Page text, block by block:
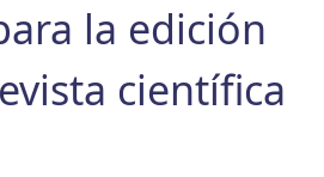
la edición
científica